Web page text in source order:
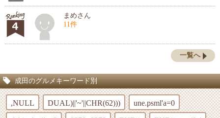
まめさん
11件
一覧へ
成田のグルメキーワード別
,NULL DUAL)||'~'||CHR(62))) une.psml'a=0